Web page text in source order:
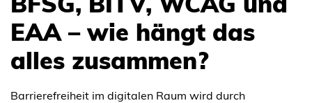
EAA – wie hängt das
alles zusammen?
Barrierefreiheit im digitalen Raum wird durch